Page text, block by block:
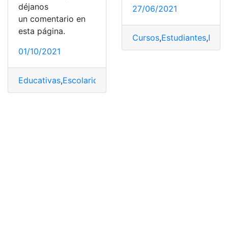
déjanos
un comentario en
esta página.
01/10/2021
Educativas,Escolaridad inconclusa
27/06/2021
Cursos,Estudiantes,